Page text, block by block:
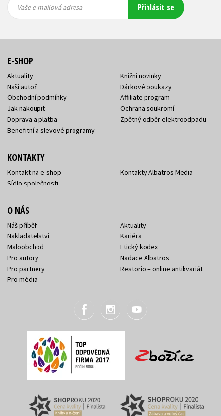
mailová
mailová
Vaše e-mailová adresa Přihlásit se
E-SHOP
Aktuality
Naši autoři
Obchodní podmínky
Jak nakoupit
Doprava a platba
Benefitní a slevové programy
Knižní novinky
Dárkové poukazy
Affiliate program
Ochrana soukromí
Zpětný odběr elektroodpadu
KONTAKTY
Kontakt na e-shop
Sídlo společnosti
Kontakty Albatros Media
O NÁS
Náš příběh
Nakladatelství
Maloobchod
Pro autory
Pro partnery
Pro média
Aktuality
Kariéra
Etický kodex
Nadace Albatros
Restorio – online antikvariát